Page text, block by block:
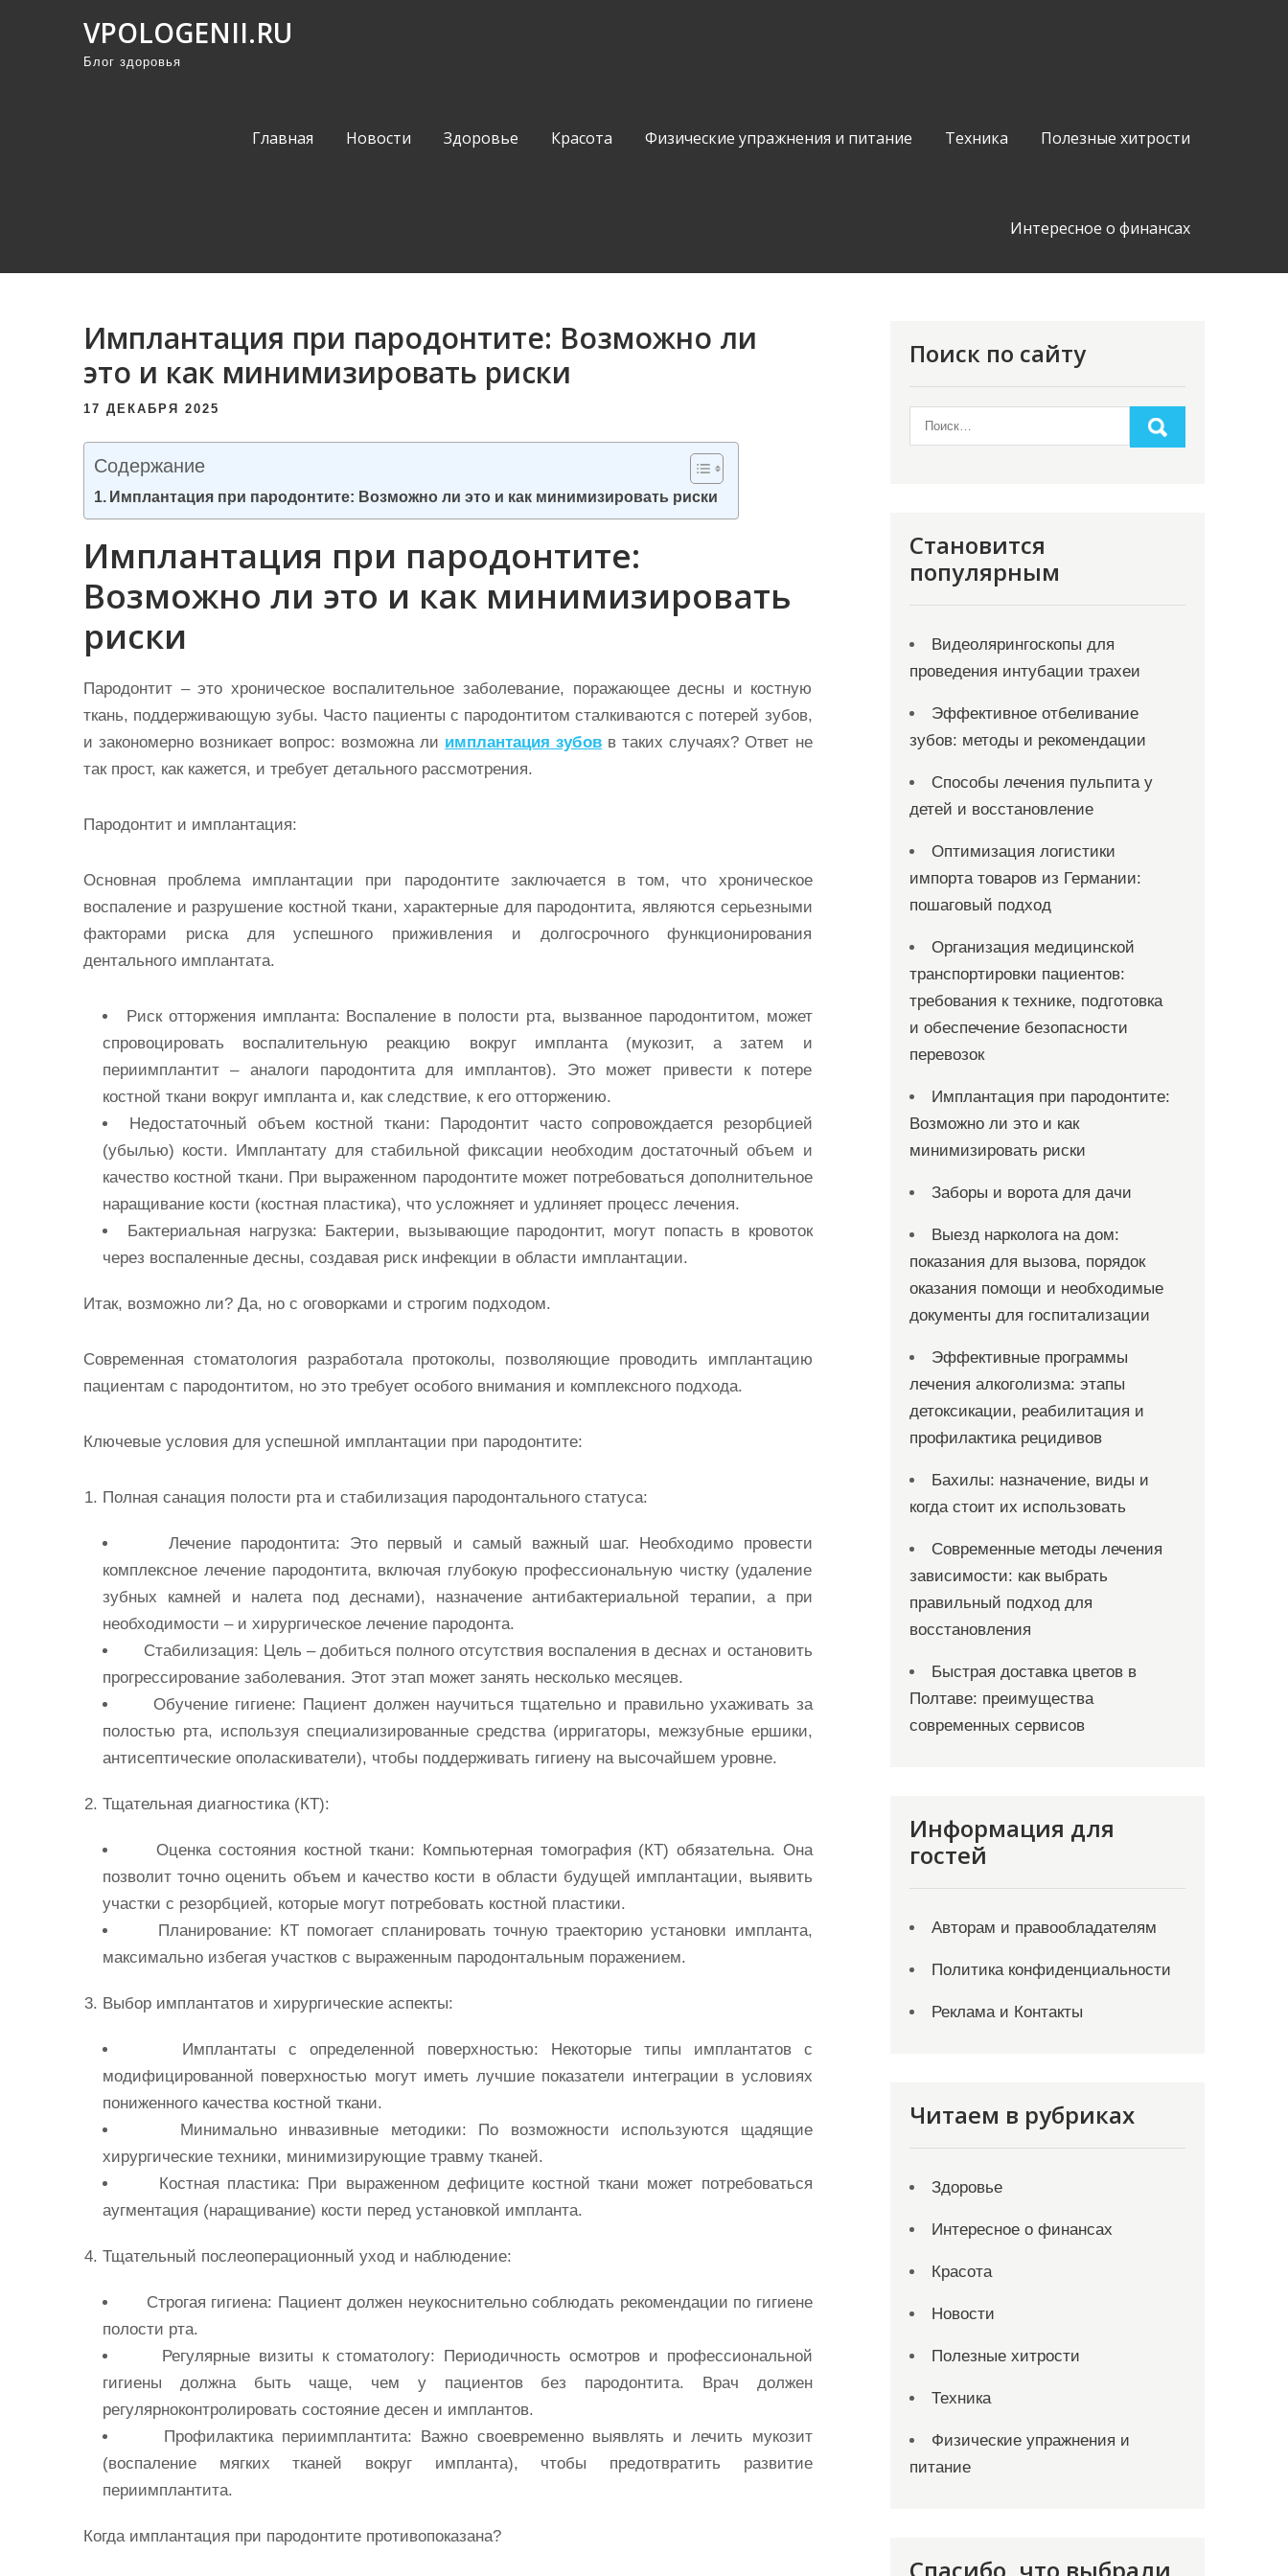
VPOLOGENII.RU
Блог здоровья
Главная Новости Здоровье Красота Физические упражнения и питание Техника Полезные хитрости
Интересное о финансах
Имплантация при пародонтите: Возможно ли
это и как минимизировать риски
17 ДЕКАБРЯ 2025
Содержание
Имплантация при пародонтите: Возможно ли это и как минимизировать риски
Имплантация при пародонтите:
Возможно ли это и как минимизировать
риски
Пародонтит – это хроническое воспалительное заболевание, поражающее десны и костную
ткань, поддерживающую зубы. Часто пациенты с пародонтитом сталкиваются с потерей зубов,
и закономерно возникает вопрос: возможна ли имплантация зубов в таких случаях? Ответ не
так прост, как кажется, и требует детального рассмотрения.
Пародонтит и имплантация:
Основная проблема имплантации при пародонтите заключается в том, что хроническое
воспаление и разрушение костной ткани, характерные для пародонтита, являются серьезными
факторами риска для успешного приживления и долгосрочного функционирования
дентального имплантата.
Риск отторжения импланта: Воспаление в полости рта, вызванное пародонтитом, может
спровоцировать воспалительную реакцию вокруг импланта (мукозит, а затем и
периимплантит – аналоги пародонтита для имплантов). Это может привести к потере
костной ткани вокруг импланта и, как следствие, к его отторжению.
Недостаточный объем костной ткани: Пародонтит часто сопровождается резорбцией
(убылью) кости. Имплантату для стабильной фиксации необходим достаточный объем и
качество костной ткани. При выраженном пародонтите может потребоваться дополнительное
наращивание кости (костная пластика), что усложняет и удлиняет процесс лечения.
Бактериальная нагрузка: Бактерии, вызывающие пародонтит, могут попасть в кровоток
через воспаленные десны, создавая риск инфекции в области имплантации.
Итак, возможно ли? Да, но с оговорками и строгим подходом.
Современная стоматология разработала протоколы, позволяющие проводить имплантацию
пациентам с пародонтитом, но это требует особого внимания и комплексного подхода.
Ключевые условия для успешной имплантации при пародонтите:
Полная санация полости рта и стабилизация пародонтального статуса:
Лечение пародонтита: Это первый и самый важный шаг. Необходимо провести
комплексное лечение пародонтита, включая глубокую профессиональную чистку (удаление
зубных камней и налета под деснами), назначение антибактериальной терапии, а при
необходимости – и хирургическое лечение пародонта.
Стабилизация: Цель – добиться полного отсутствия воспаления в деснах и остановить
прогрессирование заболевания. Этот этап может занять несколько месяцев.
Обучение гигиене: Пациент должен научиться тщательно и правильно ухаживать за
полостью рта, используя специализированные средства (ирригаторы, межзубные ершики,
антисептические ополаскиватели), чтобы поддерживать гигиену на высочайшем уровне.
Тщательная диагностика (КТ):
Оценка состояния костной ткани: Компьютерная томография (КТ) обязательна. Она
позволит точно оценить объем и качество кости в области будущей имплантации, выявить
участки с резорбцией, которые могут потребовать костной пластики.
Планирование: КТ помогает спланировать точную траекторию установки импланта,
максимально избегая участков с выраженным пародонтальным поражением.
Выбор имплантатов и хирургические аспекты:
Имплантаты с определенной поверхностью: Некоторые типы имплантатов с
модифицированной поверхностью могут иметь лучшие показатели интеграции в условиях
пониженного качества костной ткани.
Минимально инвазивные методики: По возможности используются щадящие
хирургические техники, минимизирующие травму тканей.
Костная пластика: При выраженном дефиците костной ткани может потребоваться
аугментация (наращивание) кости перед установкой импланта.
Тщательный послеоперационный уход и наблюдение:
Строгая гигиена: Пациент должен неукоснительно соблюдать рекомендации по гигиене
полости рта.
Регулярные визиты к стоматологу: Периодичность осмотров и профессиональной
гигиены должна быть чаще, чем у пациентов без пародонтита. Врач должен
регулярноконтролировать состояние десен и имплантов.
Профилактика периимплантита: Важно своевременно выявлять и лечить мукозит
(воспаление мягких тканей вокруг импланта), чтобы предотвратить развитие
периимплантита.
Когда имплантация при пародонтите противопоказана?
Поиск по сайту
Становится
популярным
Видеолярингоскопы для
проведения интубации трахеи
Эффективное отбеливание
зубов: методы и рекомендации
Способы лечения пульпита у
детей и восстановление
Оптимизация логистики
импорта товаров из Германии:
пошаговый подход
Организация медицинской
транспортировки пациентов:
требования к технике, подготовка
и обеспечение безопасности
перевозок
Имплантация при пародонтите:
Возможно ли это и как
минимизировать риски
Заборы и ворота для дачи
Выезд нарколога на дом:
показания для вызова, порядок
оказания помощи и необходимые
документы для госпитализации
Эффективные программы
лечения алкоголизма: этапы
детоксикации, реабилитация и
профилактика рецидивов
Бахилы: назначение, виды и
когда стоит их использовать
Современные методы лечения
зависимости: как выбрать
правильный подход для
восстановления
Быстрая доставка цветов в
Полтаве: преимущества
современных сервисов
Информация для
гостей
Авторам и правообладателям
Политика конфиденциальности
Реклама и Контакты
Читаем в рубриках
Здоровье
Интересное о финансах
Красота
Новости
Полезные хитрости
Техника
Физические упражнения и
питание